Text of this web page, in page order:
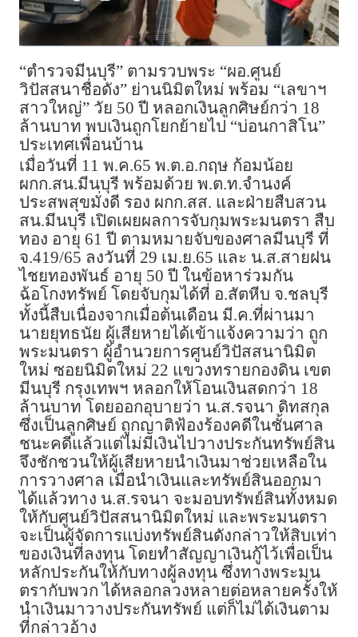
“ตำรวจมีนบุรี” ตามรวบพระ “ผอ.ศูนย์
วิปัสสนาชื่อดัง” ย่านนิมิตใหม่ พร้อม “เลขาฯ
สาวใหญ่” วัย 50 ปี หลอกเงินลูกศิษย์กว่า 18
ล้านบาท พบเงินถูกโยกย้ายไป “บ่อนกาสิโน”
ประเทศเพื่อนบ้าน
เมื่อวันที่ 11 พ.ค.65 พ.ต.อ.กฤษ ก้อมน้อย
ผกก.สน.มีนบุรี พร้อมด้วย พ.ต.ท.จำนงค์
ประสพสุขมั่งดี รอง ผกก.สส. และฝ่ายสืบสวน
สน.มีนบุรี เปิดเผยผลการจับกุมพระมนตรา สืบ
ทอง อายุ 61 ปี ตามหมายจับของศาลมีนบุรี ที่
จ.419/65 ลงวันที่ 29 เม.ย.65 และ น.ส.สายฝน
ไชยทองพันธ์ อายุ 50 ปี ในข้อหาร่วมกัน
ฉ้อโกงทรัพย์ โดยจับกุมได้ที่ อ.สัตหีบ จ.ชลบุรี
ทั้งนี้สืบเนื่องจากเมื่อต้นเดือน มี.ค.ที่ผ่านมา
นายยุทธนัย ผู้เสียหายได้เข้าแจ้งความว่า ถูก
พระมนตรา ผู้อำนวยการศูนย์วิปัสสนานิมิต
ใหม่ ซอยนิมิตใหม่ 22 แขวงทรายกองดิน เขต
มีนบุรี กรุงเทพฯ หลอกให้โอนเงินสดกว่า 18
ล้านบาท โดยออกอุบายว่า น.ส.รจนา ดิทสกุล
ซึ่งเป็นลูกศิษย์ ถูกญาติฟ้องร้องคดีในชั้นศาล
ชนะคดีแล้วแต่ไม่มีเงินไปวางประกันทรัพย์สิน
จึงชักชวนให้ผู้เสียหายนำเงินมาช่วยเหลือใน
การวางศาล เมื่อนำเงินและทรัพย์สินออกมา
ได้แล้วทาง น.ส.รจนา จะมอบทรัพย์สินทั้งหมด
ให้กับศูนย์วิปัสสนานิมิตใหม่ และพระมนตรา
จะเป็นผู้จัดการแบ่งทรัพย์สินดังกล่าวให้สิบเท่า
ของเงินที่ลงทุน โดยทำสัญญาเงินกู้ไว้เพื่อเป็น
หลักประกันให้กับทางผู้ลงทุน ซึ่งทางพระมน
ตรากับพวก ได้หลอกลวงหลายต่อหลายครั้งให้
นำเงินมาวางประกันทรัพย์ แต่ก็ไม่ได้เงินตาม
ที่กล่าวอ้าง